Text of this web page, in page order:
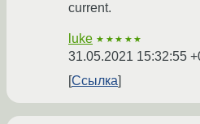
current.
luke ★★★★★
31.05.2021 15:32:55
Ссылка